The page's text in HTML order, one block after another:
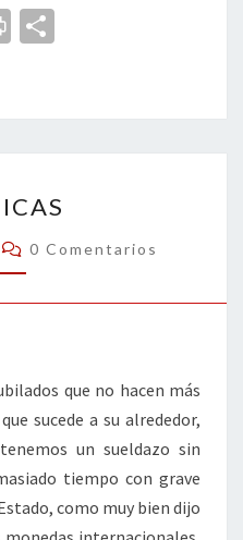
Pr
p
ar
tir
Comentarios
0 Comentarios
que no hacen más
sucede a su alrededor,
un sueldazo sin
tiempo con grave
como muy bien dijo